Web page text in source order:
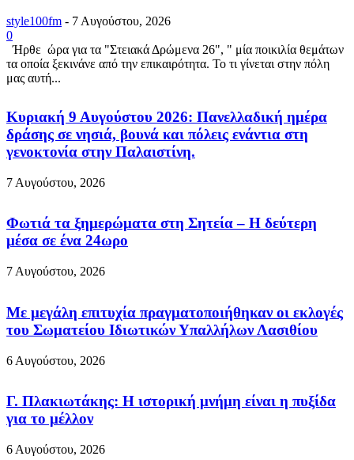
style100fm - 7 Αυγούστου, 2026
0
Ήρθε ώρα για τα "Στειακά Δρώμενα 26", " μία ποικιλία θεμάτων
τα οποία ξεκινάνε από την επικαιρότητα. Το τι γίνεται στην πόλη
μας αυτή...
Κυριακή 9 Αυγούστου 2026: Πανελλαδική ημέρα
δράσης σε νησιά, βουνά και πόλεις ενάντια στη
γενοκτονία στην Παλαιστίνη.
7 Αυγούστου, 2026
Φωτιά τα ξημερώματα στη Σητεία – Η δεύτερη
μέσα σε ένα 24ωρο
7 Αυγούστου, 2026
Με μεγάλη επιτυχία πραγματοποιήθηκαν οι εκλογές
του Σωματείου Ιδιωτικών Υπαλλήλων Λασιθίου
6 Αυγούστου, 2026
Γ. Πλακιωτάκης: Η ιστορική μνήμη είναι η πυξίδα
για το μέλλον
6 Αυγούστου, 2026